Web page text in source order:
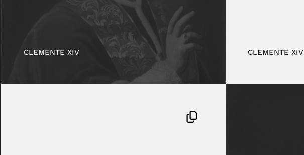
CLEMENTE XIV CLEMENTE XIV